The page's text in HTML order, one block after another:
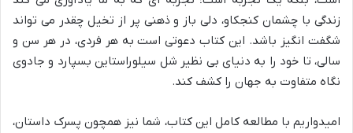
زندگی با چشمان کنجکاو، دلی باز و ذهنی پر از تخیل چقدر می تواند
شگفت انگیز باشد. این کتاب دعوتی است به هر فردی، در هر سن و
سالی، تا خود را به دنیای بی نظیر شل سیلوراستاین بسپارد و جادوی
نگاه متفاوت به جهان را کشف کند.
امیدواریم با مطالعه کامل این کتاب، شما نیز همچون پسرک داستان،